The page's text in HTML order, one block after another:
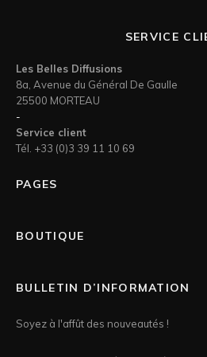
SERVICE
Les Belles Diffusions
8a, Avenue du Général De Gaulle
25500 MORTEAU
-
Service client
Tél. +33 (0)3 39 11 10 69
PAGES
BOUTIQUE
BULLETIN D’INFORMATION
Soyez à l'affût des nouveautés !